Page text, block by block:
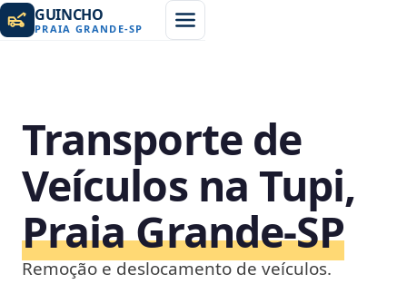
GUINCHO
PRAIA GRANDE-SP
Transporte de
Veículos na Tupi,
Praia Grande‑SP
Remoção e deslocamento de veículos.